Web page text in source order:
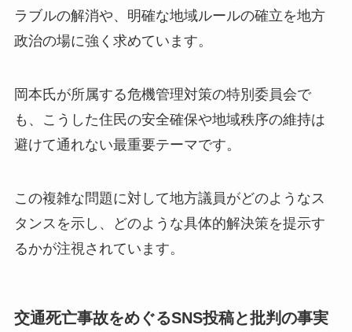
ラブルの解消や、明確な地域ルールの確立を地方
政治の場に強く求めています。
岡本氏が所属する危機管理対策の特別委員会で
も、こうした住民の安全確保や地域秩序の維持は
避けて通れない最重要テーマです。
この複雑な問題に対して地方議員がどのようなス
タンスを示し、どのような具体的解決策を提示す
るかが注視されています。
交通死亡事故をめぐるSNS投稿と批判の事実